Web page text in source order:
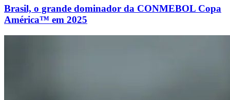
Brasil, o grande dominador da CONMEBOL Copa
América™ em 2025